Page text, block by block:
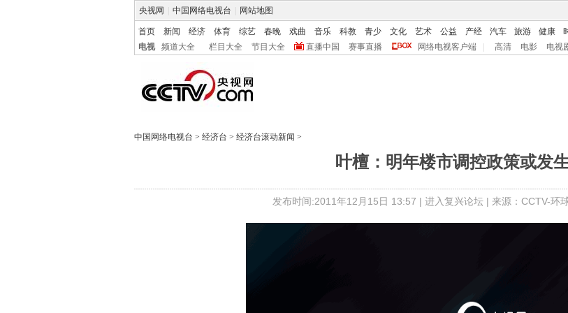
央视网 中国网络电视台 网站地图
首页 新闻 经济 体育 综艺 春晚 戏曲 音乐 科教 青少 文化 艺术 公益 产经 汽车 旅游 健康
电视
频道大全 栏目大全 节目大全 直播中国 赛事直播 网络电视客户端 高清 电影 电视
中国网络电视台 > 经济台 > 经济台滚动新闻 >
叶檀：明年楼市调控政策或发
发布时间:2011年12月15日 13:57 | 进入复兴论坛 | 来源：CCTV-环